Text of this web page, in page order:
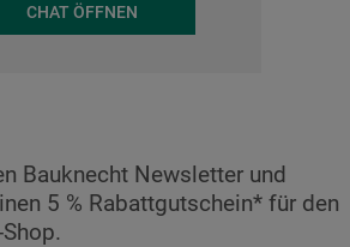
CHAT ÖFFNEN
Bauknecht Newsletter und
5 % Rabattgutschein* für den